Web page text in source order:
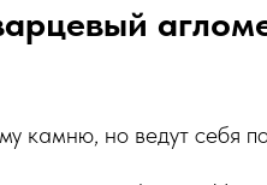
камню, но ведут себя